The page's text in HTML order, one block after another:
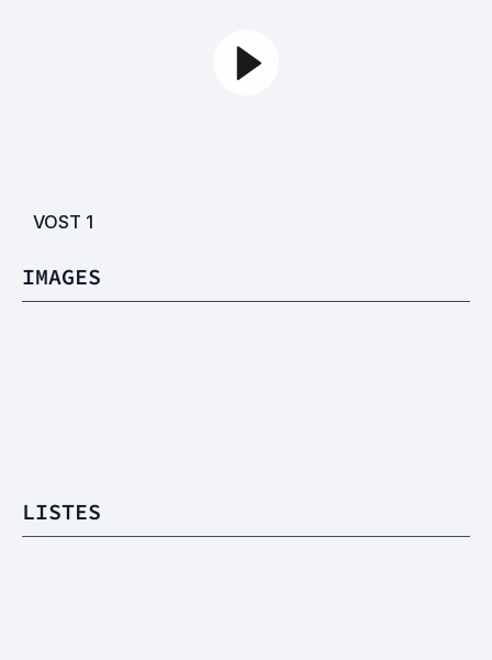
VOST 1
IMAGES
LISTES